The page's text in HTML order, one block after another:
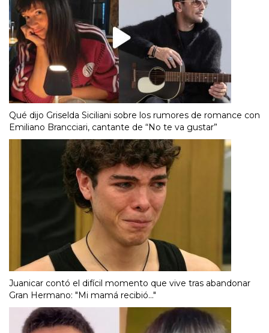
Qué dijo Griselda Siciliani sobre los rumores de romance con
Emiliano Brancciari, cantante de “No te va gustar”
Juanicar contó el difícil momento que vive tras abandonar
Gran Hermano: "Mi mamá recibió..."